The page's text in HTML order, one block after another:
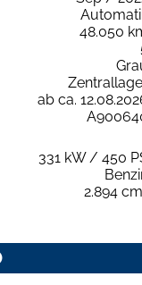
48.050
ab ca.
331 kW / 450
2.894